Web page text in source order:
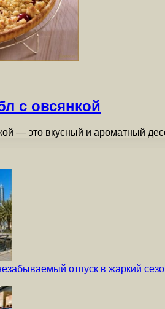
с овсянкой
— это вкусный и ароматный
отпуск в жаркий